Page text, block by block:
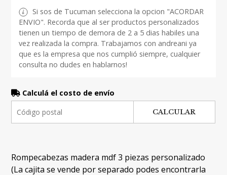
Si sos de Tucuman selecciona la opcion "ACORDAR
ENVIO". Recorda que al ser productos personalizados
tienen un tiempo de demora de 2 a 5 dias habiles una
vez realizada la compra. Trabajamos con andreani ya
que es la empresa que nos cumplió siempre, cualquier
consulta no dudes en hablarnos!
Calculá el costo de envío
CALCULAR
Rompecabezas madera mdf 3 piezas personalizado
(La cajita se vende por separado podes encontrarla